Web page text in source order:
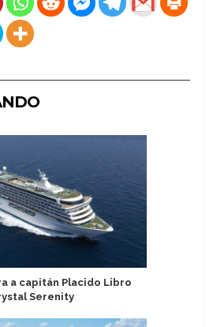
a capitán Placido Libro
Serenity